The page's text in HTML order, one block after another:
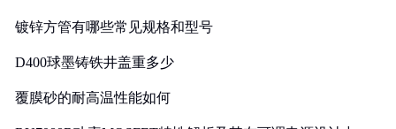
镀锌方管有哪些常见规格和型号
D400球墨铸铁井盖重多少
覆膜砂的耐高温性能如何